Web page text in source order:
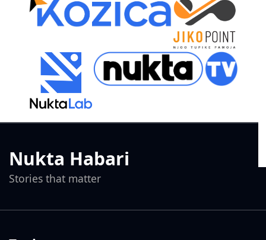
Nukta Habari
Stories that matter